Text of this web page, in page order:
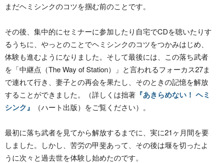
まだヘミシンクのコツを掴む前のことです。
その後、集中的にセミナーに参加したり自宅でCDを聴いたりす
るうちに、やっとのことでヘミシンクのコツをつかみはじめ、
体験も進むようになりました。そして最後には、この落ち武者
を「中継点（The Way of Station）」と言われるフォーカス27ま
で連れて行き、妻子との再会を果たし、そのときの記憶を解放
することができました。（詳しくは拙著 『あきらめない！ ヘミ
シンク』
（ハート出版）をご覧ください）。
最初に落ち武者を見てから解放するまでに、実に21ヶ月間を要
しました。しかし、苦労の甲斐あって、その後は堰を切ったよ
うに次々と過去世を体験し始めたのです。